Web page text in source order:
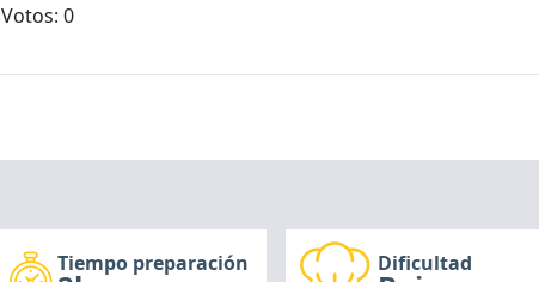
Votos: 0
Tiempo preparación Dificultad